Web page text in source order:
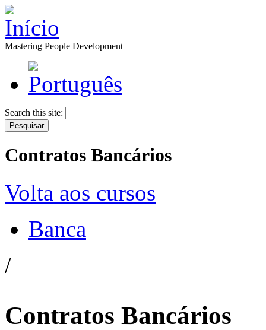
Mastering People Development
Search this site:
Contratos Bancários
Volta aos cursos
Banca
/
Contratos Bancários